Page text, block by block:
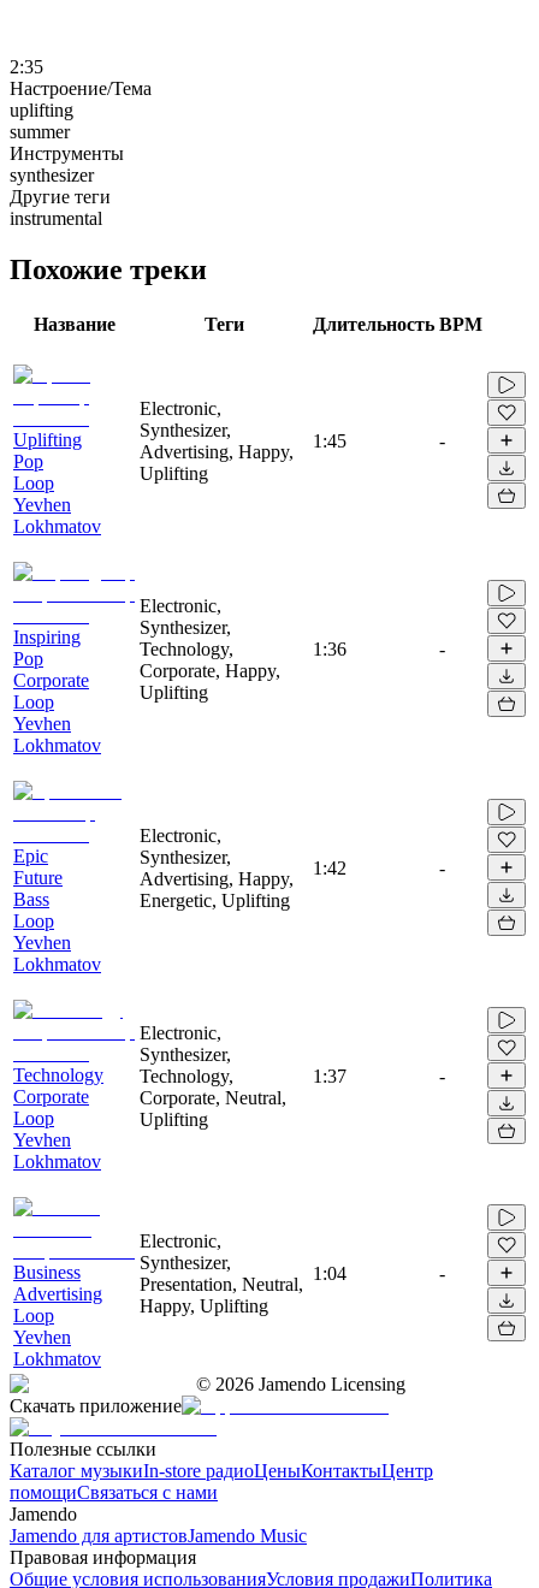
2:35
Настроение/Тема
uplifting
summer
Инструменты
synthesizer
Другие теги
instrumental
Похожие треки
Название Теги Длительность BPM
Uplifting
Pop
Loop
Yevhen
Lokhmatov
Electronic,
Synthesizer,
Advertising, Happy,
Uplifting
1:45 -
Inspiring
Pop
Corporate
Loop
Yevhen
Lokhmatov
Electronic,
Synthesizer,
Technology,
Corporate, Happy,
Uplifting
1:36 -
Epic
Future
Bass
Loop
Yevhen
Lokhmatov
Electronic,
Synthesizer,
Advertising, Happy,
Energetic, Uplifting
1:42 -
Technology
Corporate
Loop
Yevhen
Lokhmatov
Electronic,
Synthesizer,
Technology,
Corporate, Neutral,
Uplifting
1:37 -
Business
Advertising
Loop
Yevhen
Lokhmatov
Electronic,
Synthesizer,
Presentation, Neutral,
Happy, Uplifting
1:04 -
© 2026 Jamendo Licensing
Скачать приложение
Полезные ссылки
Каталог музыкиIn-store радиоЦеныКонтактыЦентр
помощиСвязаться с нами
Jamendo
Jamendo для артистовJamendo Music
Правовая информация
Общие условия использованияУсловия продажиПолитика